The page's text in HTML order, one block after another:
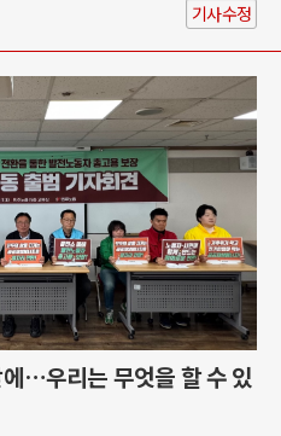
기사수정
…우리는 무엇을 할 수 있